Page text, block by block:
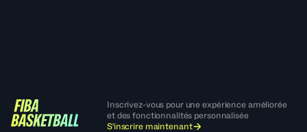
Inscrivez-vous pour une expérience améliorée
et des fonctionnalités personnalisée
S'inscrire maintenant